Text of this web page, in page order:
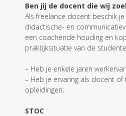
Ben jij de docent die wij
Als freelance docent beschik
didactische- en
een coachende houding en
praktijksituatie van de
– Heb je enkele jaren
– Heb je ervaring als docent
opleidingen;
STOC